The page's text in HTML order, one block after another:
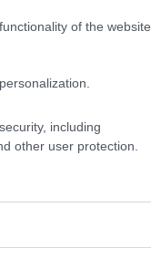
of the website
including
other user protection.
της
σημείο